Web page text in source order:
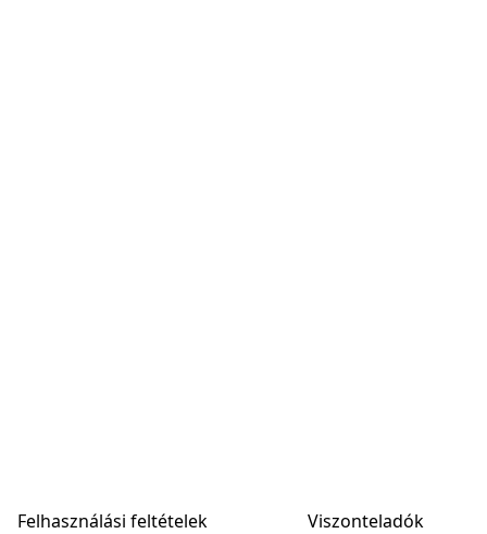
Felhasználási feltételek
Viszonteladók